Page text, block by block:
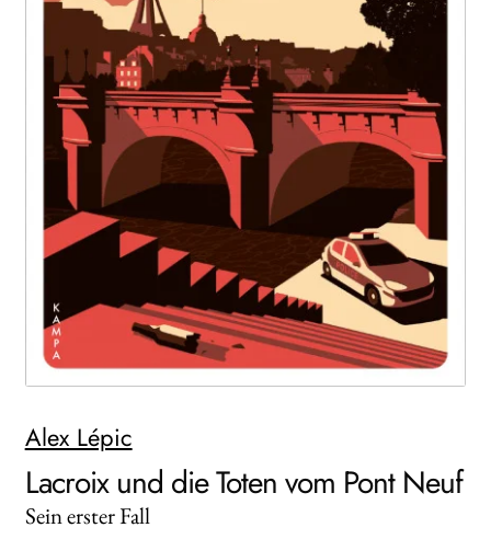
WEITERE VERLAGE
Search:
Alex Lépic
Lacroix und die Toten vom Pont Neuf
Sein erster Fall